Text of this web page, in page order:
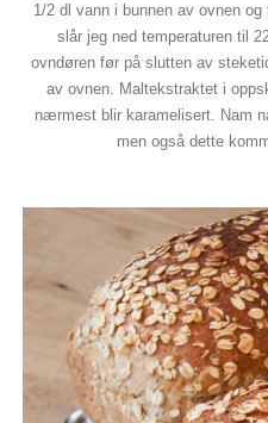
1/2 dl vann i bunnen av ovnen
slår jeg ned temperaturen til
ovndøren før på slutten av
av ovnen. Maltekstraktet i
nærmest blir karamelisert. Nam
men også dette